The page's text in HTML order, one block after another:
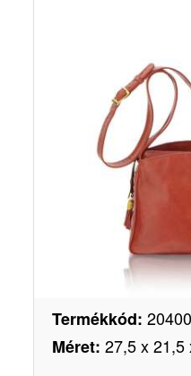
Termékkód:
Méret: 27,5 x 21,5